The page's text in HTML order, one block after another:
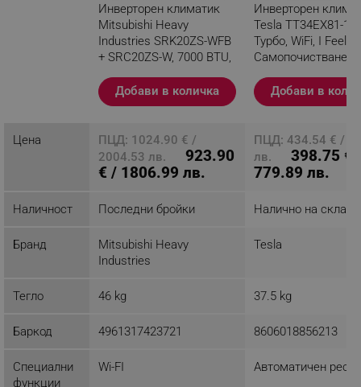
Инверторен климатик
Mitsubishi Heavy
Industries SRK20ZS-WFB
+ SRC20ZS-W, 7000 BTU,
Антиалерген система,
Бял/черен
продукт
Добави в количка
Инверторен
Tesla TT34EX81-
Турбо, WiFi, I Feel,
Самопочистване,
Добави в
Цена
ПЦД: 1024.90 € /
2004.53 лв.
923.90
€ / 1806.99 лв.
ПЦД: 434.54 € /
лв.
398.75 €
779.89 лв.
Наличност Последни бройки Налично на склад
Бранд
Mitsubishi Heavy
Industries
Tesla
Тегло 46 kg 37.5 kg
Баркод 4961317423721 8606018856213
Специални
функции
Wi-FI Автоматичен